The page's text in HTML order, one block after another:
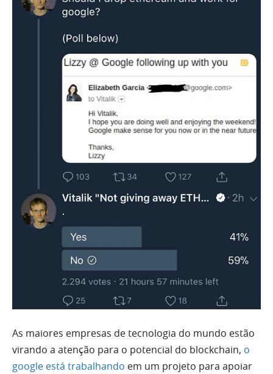
As maiores empresas de tecnologia do mundo estão
virando a atenção para o potencial do blockchain, o
google está trabalhando em um projeto para apoiar